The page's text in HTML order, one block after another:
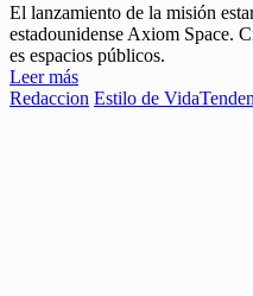
El lanzamiento de la misión
estadounidense Axiom Space.
es espacios públicos.
Leer más
Redaccion Estilo de Vida